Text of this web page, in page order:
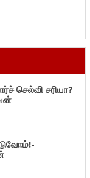
செல்வி சரியா?